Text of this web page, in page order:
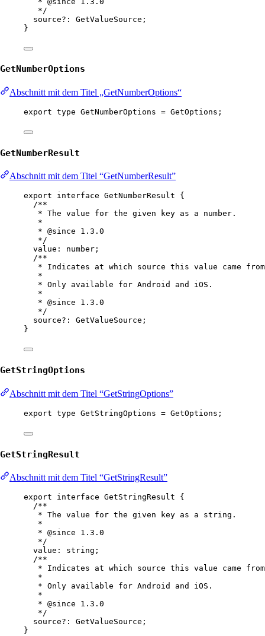
*/
source?: GetValueSource ;
}
GetNumberOptions
Abschnitt mit dem Titel „GetNumberOptions“
export type GetNumberOptions = GetOptions ;
GetNumberResult
Abschnitt mit dem Titel “GetNumberResult”
export interface GetNumberResult {
/**
* The value for the given key as a number.
*
* @since 1.3.0
*/
value : number ;
/**
* Indicates at which source this value came
*
* Only available for Android and iOS.
*
* @since 1.3.0
*/
source?: GetValueSource ;
}
GetStringOptions
Abschnitt mit dem Titel “GetStringOptions”
export type GetStringOptions = GetOptions ;
GetStringResult
Abschnitt mit dem Titel “GetStringResult”
export interface GetStringResult {
/**
* The value for the given key as a string.
*
* @since 1.3.0
*/
value : string ;
/**
* Indicates at which source this value came
*
* Only available for Android and iOS.
*
* @since 1.3.0
*/
source?: GetValueSource ;
}